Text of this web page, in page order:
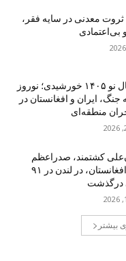
ثروت معدنی در سایه فقر،
بی‌اعتمادی
آغاز سال نو ۱۴۰۵ خورشیدی؛ نوروز
جنگ، ایران و افغانستان در
منطقه‌ای
کشتمند، صدراعظم
پیشین افغانستان، در لندن در ۹۱
درگذشت
بیشتر